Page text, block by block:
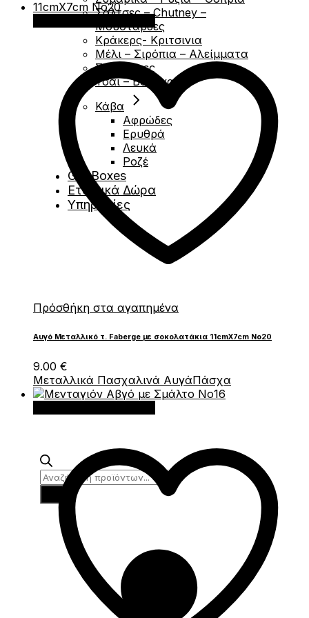
Σάλτσες – Chutney –
Μουσταρδες
Κράκερς- Κριτσινια
Μέλι – Σιρόπια – Αλείμματα
Σοκολάτες
Τσάι – Βότανα
Κάβα
Αφρώδες
Ερυθρά
Λευκά
Ροζέ
Gift Boxes
Εταιρικά Δώρα
Υπηρεσίες
Products
search
Πρόσθήκη στα αγαπημένα
Αυγό Μεταλλικό τ. Faberge με σοκολατάκια 11cmX7cm Νο20
9.00 €
Μεταλλικά Πασχαλινά ΑυγάΠάσχα